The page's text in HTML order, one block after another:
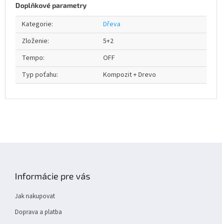
Doplňkové parametry
Kategorie:
Dřeva
Zloženie:
5+2
Tempo:
OFF
Typ poťahu: Kompozit + Drevo
Informácie pre vás
Jak nakupovat
Doprava a platba